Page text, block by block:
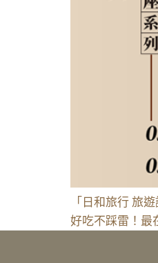
「日和旅行 旅
好吃不踩雷！最